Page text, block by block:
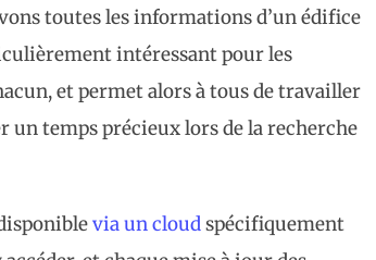
toutes les informations d’un édifice
intéressant pour les
et permet alors à tous de travailler
un temps précieux lors de la recherche
via un cloudspécifiquement